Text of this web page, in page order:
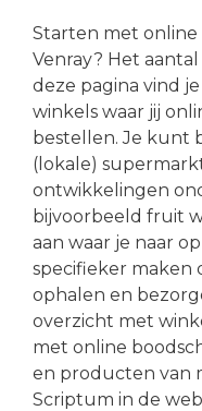
Starten met online
Venray? Het
deze pagina vind
winkels waar jij
bestellen. Je kunt
(lokale)
ontwikkelingen
bijvoorbeeld fruit
aan waar je naar
specifieker maken
ophalen en
overzicht met
met online
en producten van
Scriptum in de